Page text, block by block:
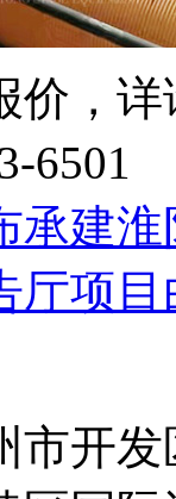
价，
6501
承建
厅项
市开